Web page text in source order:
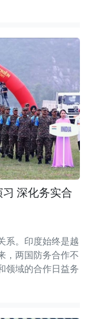
深化务实合
系。印度始终是越
，两国防务合作不
领域的合作日益务